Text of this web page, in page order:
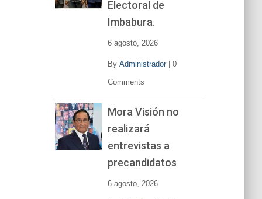
Electoral de
Imbabura.
6 agosto, 2026
By Administrador| 0
Comments
Mora Visión no
realizará
entrevistas a
precandidatos
6 agosto, 2026